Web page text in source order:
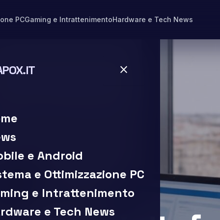
PCGaming e IntrattenimentoHardware e Tech News
close
e Android
e Ottimizzazione PC
e Intrattenimento
e Tech News
lettura